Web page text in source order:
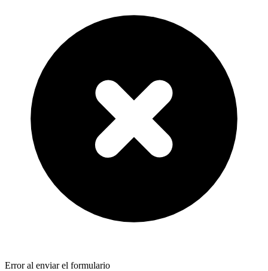
Error al enviar el formulario